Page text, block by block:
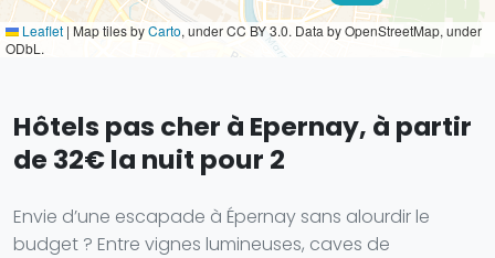
Leaflet | Map tiles byCarto, under CC BY 3.0. Data by OpenStreetMap, under
ODbL.
Hôtels pas cher à Epernay, à partir
de 32€ la nuit pour 2
Envie d’une escapade à Épernay sans alourdir le
budget ? Entre vignes lumineuses, caves de